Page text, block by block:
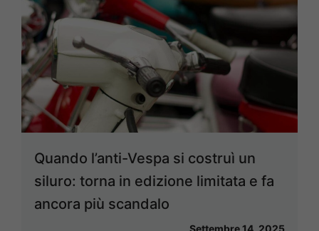
Quando l’anti-Vespa si costruì un
siluro: torna in edizione limitata e fa
ancora più scandalo